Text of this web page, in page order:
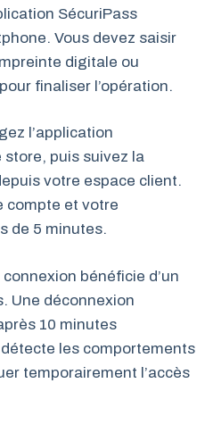
SécuriPass
Vous devez saisir
digitale ou
finaliser l’opération.
l’application
store, puis suivez la
votre espace client.
compte et votre
de 5 minutes.
connexion bénéficie d’un
Une déconnexion
10 minutes
les comportements
temporairement l’accès